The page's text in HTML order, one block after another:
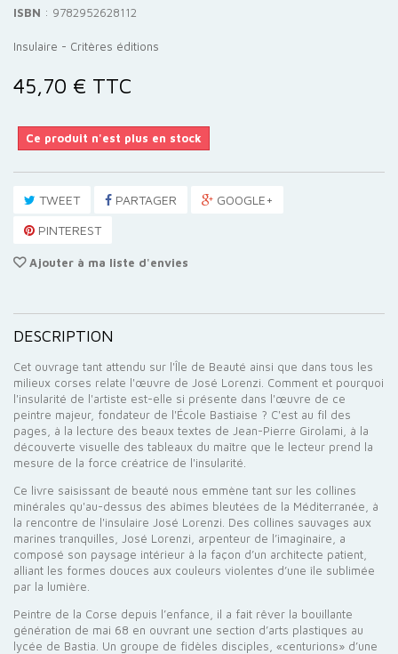
ISBN : 9782952628112
Insulaire - Critères éditions
45,70 € TTC
Ce produit n'est plus en stock
TWEET PARTAGER
GOOGLE+
PINTEREST
Ajouter à ma liste d'envies
DESCRIPTION
Cet ouvrage tant attendu sur l'Île de Beauté ainsi que dans tous les
milieux corses relate l'œuvre de José Lorenzi. Comment et pourquoi
l'insularité de l'artiste est-elle si présente dans l'œuvre de ce
peintre majeur, fondateur de l'École Bastiaise ? C'est au fil des
pages, à la lecture des beaux textes de Jean-Pierre Girolami, à la
découverte visuelle des tableaux du maître que le lecteur prend la
mesure de la force créatrice de l'insularité.
Ce livre saisissant de beauté nous emmène tant sur les collines
minérales qu'au-dessus des abîmes bleutées de la Méditerranée, à
la rencontre de l'insulaire José Lorenzi. Des collines sauvages aux
marines tranquilles, José Lorenzi, arpenteur de l’imaginaire, a
composé son paysage intérieur à la façon d’un architecte patient,
alliant les formes douces aux couleurs violentes d’une île sublimée
par la lumière.
Peintre de la Corse depuis l’enfance, il a fait rêver la bouillante
génération de mai 68 en ouvrant une section d’arts plastiques au
lycée de Bastia. Un groupe de fidèles disciples, «centurions» d’une